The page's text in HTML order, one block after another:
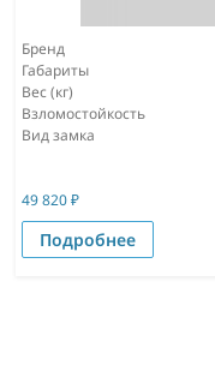
Бренд
Габариты
Вес (кг)
Взломостойкость
Вид замка
49 820₽
Подробнее